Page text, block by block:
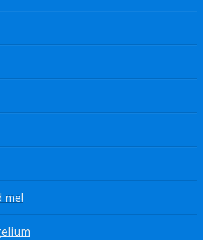
me!